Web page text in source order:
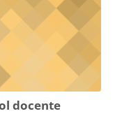
docente